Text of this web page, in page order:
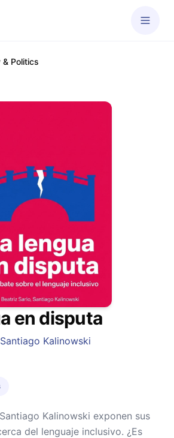
& Politics
en disputa
Santiago Kalinowski
Kalinowski exponen sus
del lenguaje inclusivo. ¿Es